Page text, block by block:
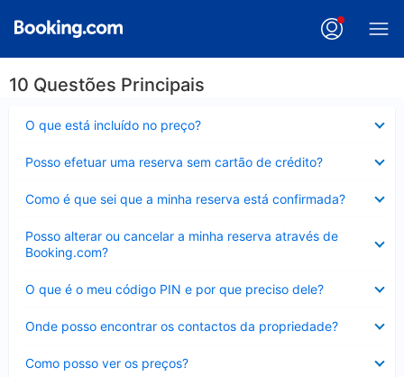
10 Questões Principais
O que está incluído no preço?
fechado
Posso efetuar uma reserva sem cartão de crédito?
fechado
Como é que sei que a minha reserva está confirmada?
fechado
Posso alterar ou cancelar a minha reserva através de
Booking.com?
fechado
O que é o meu código PIN e por que preciso dele?
fechado
Onde posso encontrar os contactos da propriedade?
fechado
Como posso ver os preços?
fechado